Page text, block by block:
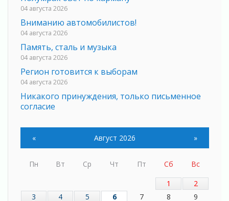
04 августа 2026
Вниманию автомобилистов!
04 августа 2026
Память, сталь и музыка
04 августа 2026
Регион готовится к выборам
04 августа 2026
Никакого принуждения, только письменное
согласие
Без риска для здоровья и кошелька
04 августа 2026
04 августа 2026
04 августа 2026
« Август 2026 »
Пн Вт Ср Чт Пт Сб
Вс
1
2
3
4 5 6 7 8 9